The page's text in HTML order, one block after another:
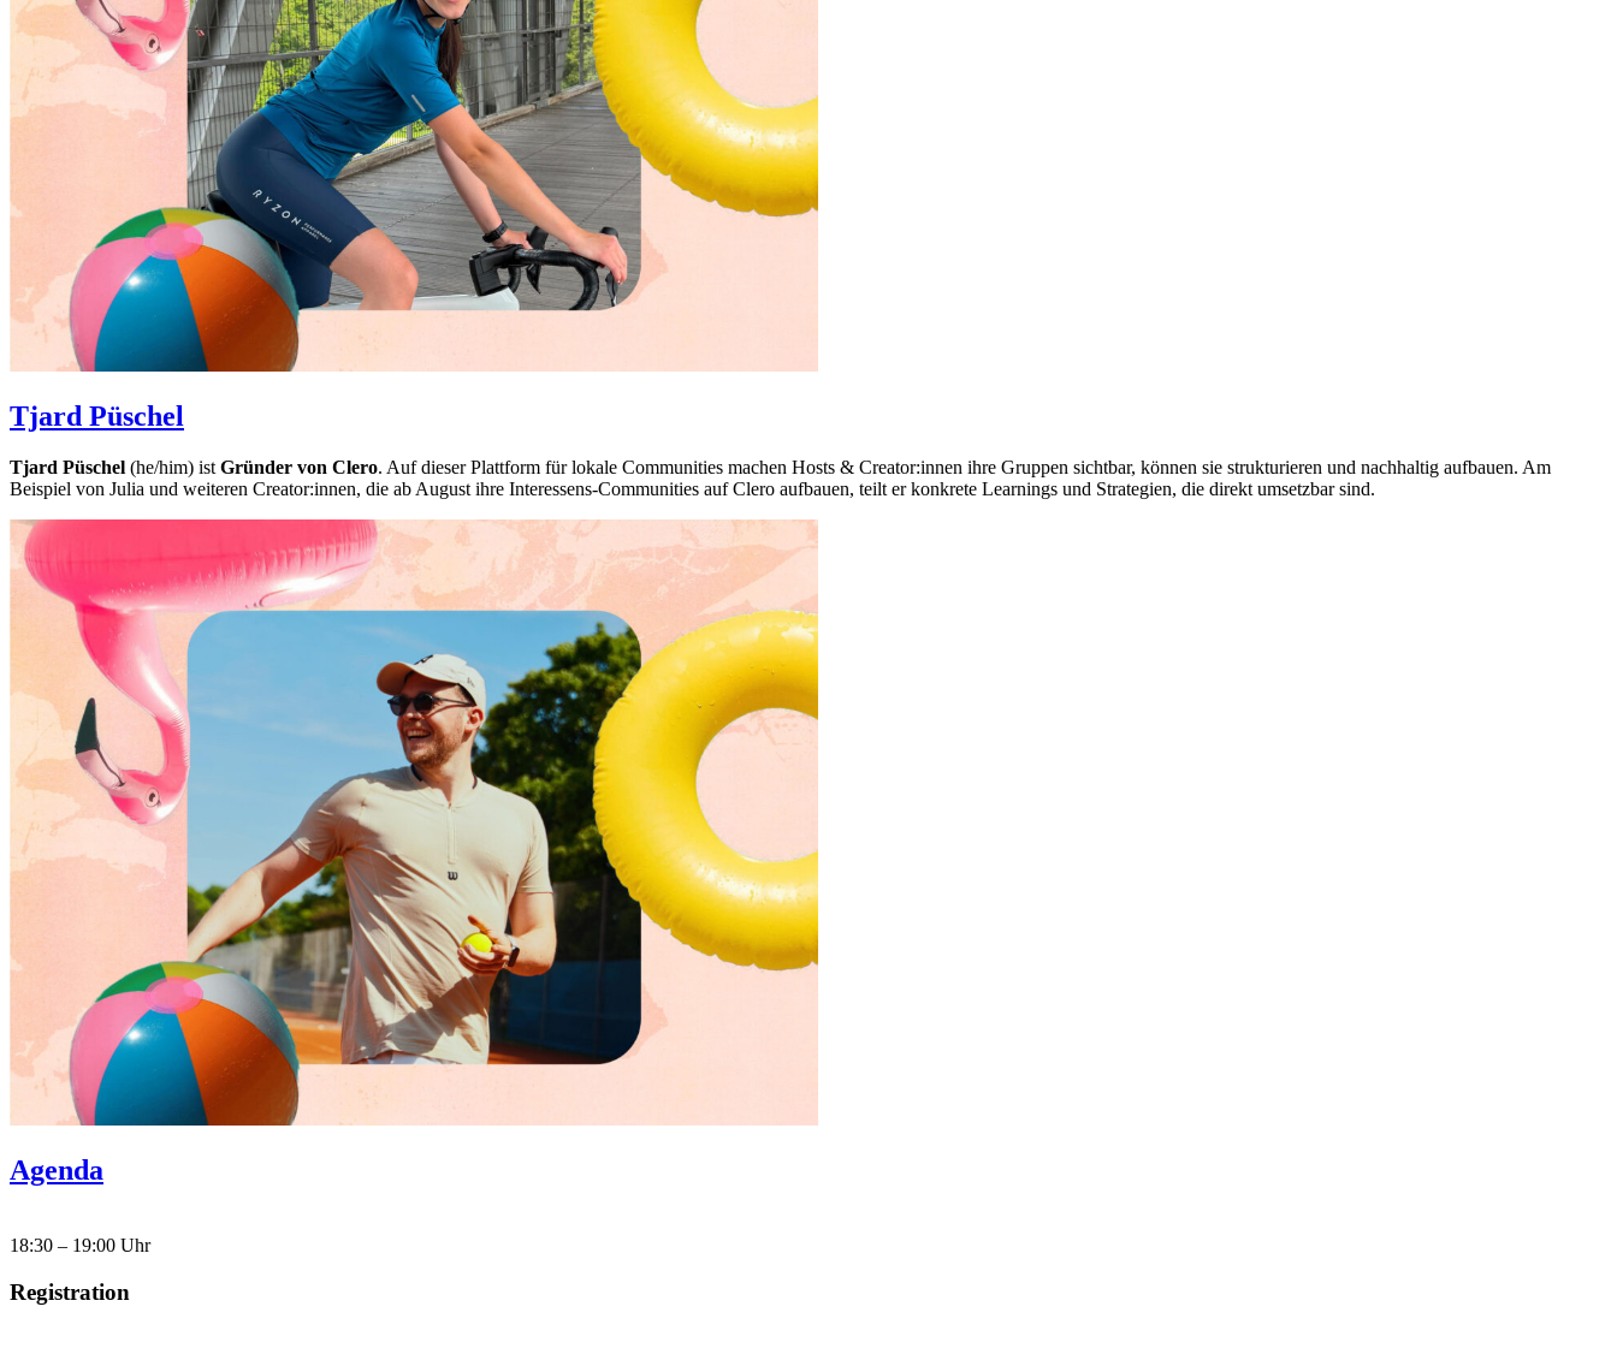
Tjard Püschel
Tjard Püschel (he/him) ist Gründer von Clero. Auf dieser Plattform für lokale Communities machen Hosts & Creator:innen ihre Gruppen sichtbar, können sie strukturieren und nachhaltig aufbauen. Am
Beispiel von Julia und weiteren Creator:innen, die ab August ihre Interessens-Communities auf Clero aufbauen, teilt er konkrete Learnings und Strategien, die direkt umsetzbar sind.
Agenda
18:30 – 19:00 Uhr
Registration